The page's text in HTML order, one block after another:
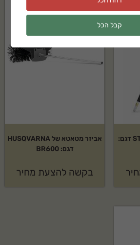
אביזר מנערת זיתים STIHL דגם:
אביזר מטאטא של HUSQVARNA
דגם: BR600
בקשה להצעת מחיר
קבל הכל